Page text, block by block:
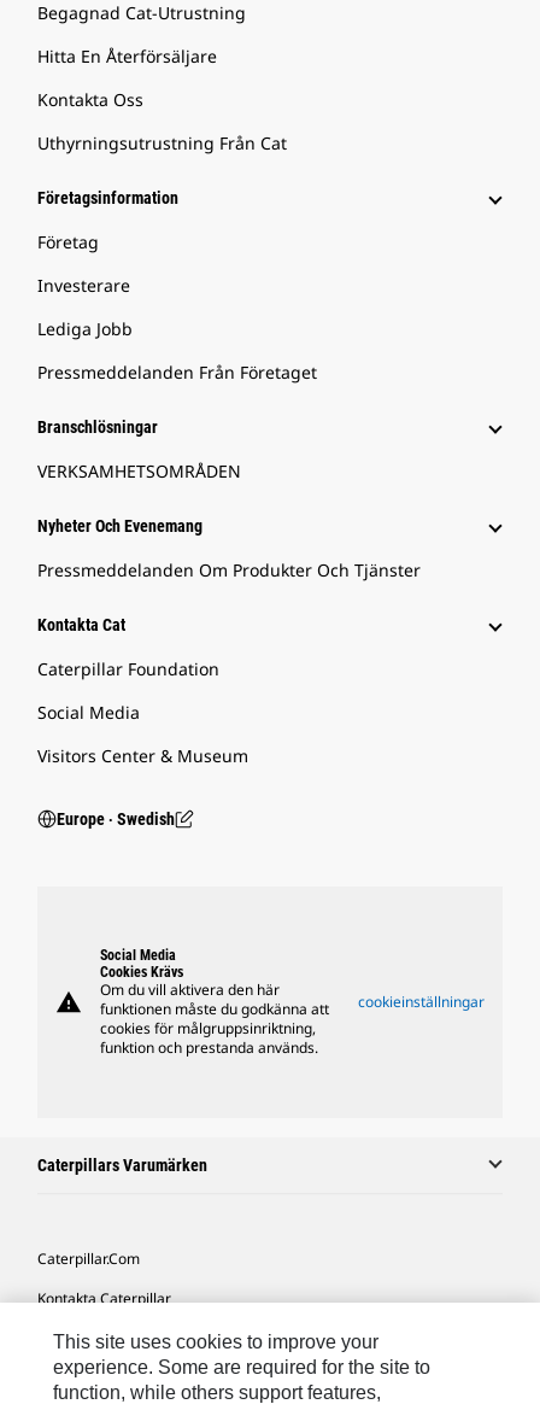
Begagnad Cat-Utrustning
Hitta En Återförsäljare
Kontakta Oss
Uthyrningsutrustning Från Cat
Företagsinformation
Företag
Investerare
Lediga Jobb
Pressmeddelanden Från Företaget
Branschlösningar
VERKSAMHETSOMRÅDEN
Nyheter Och Evenemang
Pressmeddelanden Om Produkter Och Tjänster
Kontakta Cat
Caterpillar Foundation
Social Media
Visitors Center & Museum
Europe ‧ Swedish
warning
Social Media
Cookies Krävs
Om du vill aktivera den här
funktionen måste du godkänna att
cookies för målgruppsinriktning,
funktion och prestanda används.
cookieinställningar
Caterpillars Varumärken
Caterpillar.com
Kontakta Caterpillar
Mina Marknadsföringspreferenser
Platskarta
This site uses cookies to improve your
experience. Some are required for the site to
function, while others support features,